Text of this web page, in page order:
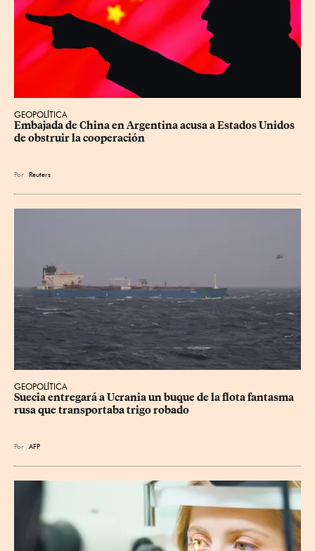
GEOPOLÍTICA
Embajada de China en Argentina acusa a Estados Unidos
de obstruir la cooperación
Por Reuters
GEOPOLÍTICA
Suecia entregará a Ucrania un buque de la flota fantasma
rusa que transportaba trigo robado
Por AFP